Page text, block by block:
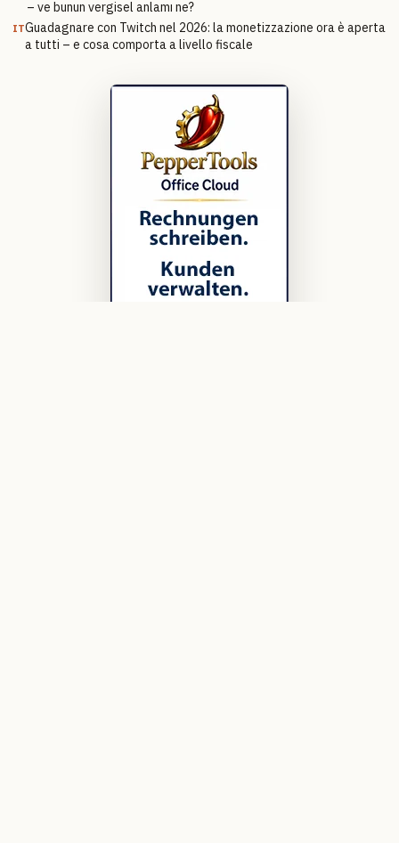
– ve bunun vergisel anlamı ne?
ITGuadagnare con Twitch nel 2026: la monetizzazione ora è aperta
a tutti – e cosa comporta a livello fiscale